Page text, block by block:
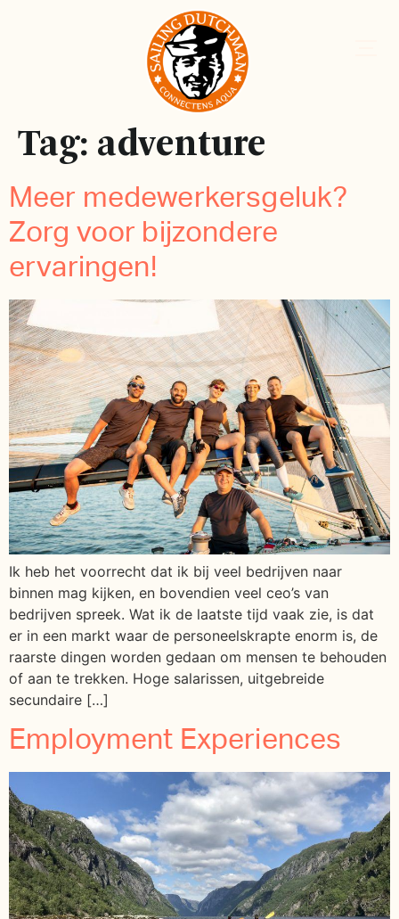
Tag: adventure
Meer medewerkersgeluk?
Zorg voor bijzondere
ervaringen!
Ik heb het voorrecht dat ik bij veel bedrijven naar
binnen mag kijken, en bovendien veel ceo’s van
bedrijven spreek. Wat ik de laatste tijd vaak zie, is dat
er in een markt waar de personeelskrapte enorm is, de
raarste dingen worden gedaan om mensen te behouden
of aan te trekken. Hoge salarissen, uitgebreide
secundaire […]
Employment Experiences